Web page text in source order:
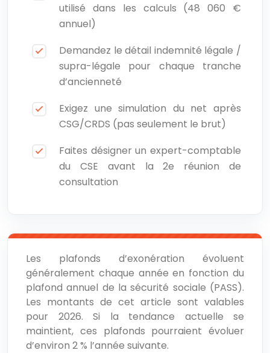
utilisé dans les calculs (48 060 €
annuel)
Demandez le détail indemnité légale /
supra-légale pour chaque tranche
d’ancienneté
Exigez une simulation du net après
CSG/CRDS (pas seulement le brut)
Faites désigner un expert-comptable
du CSE avant la 2e réunion de
consultation
Les plafonds d’exonération évoluent
généralement chaque année en fonction du
plafond annuel de la sécurité sociale (PASS).
Les montants de cet article sont valables
pour 2026. Si la tendance actuelle se
maintient, ces plafonds pourraient évoluer
d’environ 2 % l’année suivante.